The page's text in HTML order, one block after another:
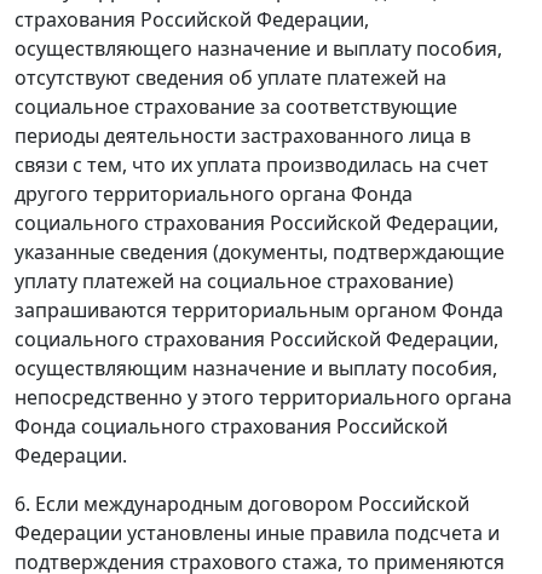
страхования Российской Федерации,
осуществляющего назначение и выплату пособия,
отсутствуют сведения об уплате платежей на
социальное страхование за соответствующие
периоды деятельности застрахованного лица в
связи с тем, что их уплата производилась на счет
другого территориального органа Фонда
социального страхования Российской Федерации,
указанные сведения (документы, подтверждающие
уплату платежей на социальное страхование)
запрашиваются территориальным органом Фонда
социального страхования Российской Федерации,
осуществляющим назначение и выплату пособия,
непосредственно у этого территориального органа
Фонда социального страхования Российской
Федерации.
6. Если международным договором Российской
Федерации установлены иные правила подсчета и
подтверждения страхового стажа, то применяются